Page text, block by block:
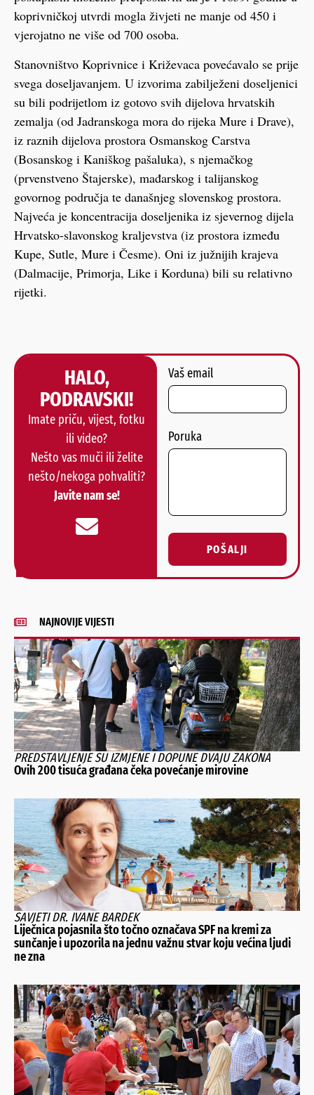
koprivničkoj utvrdi mogla živjeti ne manje od 450 i
vjerojatno ne više od 700 osoba.
Stanovništvo Koprivnice i Križevaca povećavalo se prije
svega doseljavanjem. U izvorima zabilježeni doseljenici
su bili podrijetlom iz gotovo svih dijelova hrvatskih
zemalja (od Jadranskoga mora do rijeka Mure i Drave),
iz raznih dijelova prostora Osmanskog Carstva
(Bosanskog i Kaniškog pašaluka), s njemačkog
(prvenstveno Štajerske), mađarskog i talijanskog
govornog područja te današnjeg slovenskog prostora.
Najveća je koncentracija doseljenika iz sjevernog dijela
Hrvatsko-slavonskog kraljevstva (iz prostora između
Kupe, Sutle, Mure i Česme). Oni iz južnijih krajeva
(Dalmacije, Primorja, Like i Korduna) bili su relativno
rijetki.
HALO,
PODRAVSKI!
Imate priču, vijest, fotku
ili video?
Nešto vas muči ili želite
nešto/nekoga pohvaliti?
Javite nam se!
Vaš email
Poruka
POŠALJI
Alternative:
NAJNOVIJE VIJESTI
PREDSTAVLJENJE SU IZMJENE I DOPUNE DVAJU ZAKONA
Ovih 200 tisuća građana čeka povećanje mirovine
SAVJETI DR. IVANE BARDEK
Liječnica pojasnila što točno označava SPF na kremi za
sunčanje i upozorila na jednu važnu stvar koju većina ljudi
ne zna